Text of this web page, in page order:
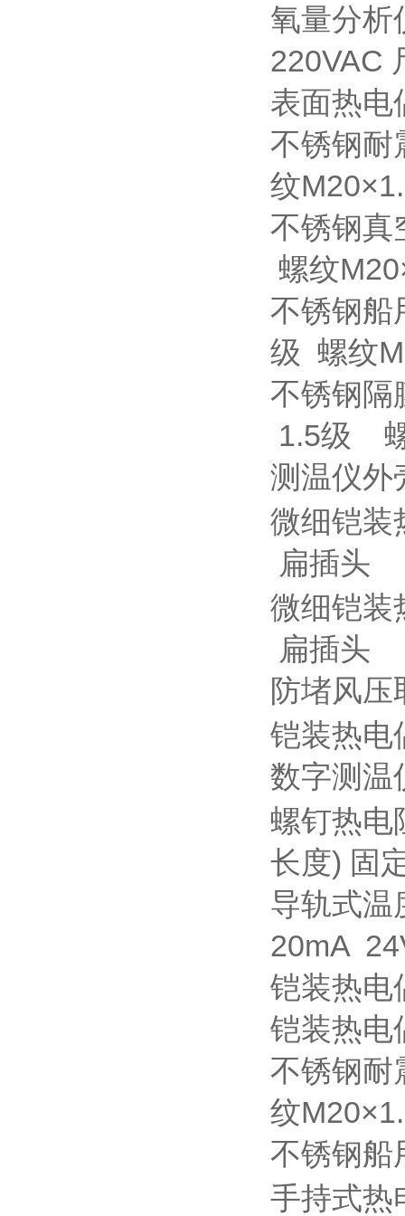
氧量分析
220VAC
表面热电
不锈钢耐
纹
不锈钢真
螺纹
不锈钢船
级 螺纹
不锈钢隔
1.5级
测温仪外
微细铠装
扁插头
微细铠装
扁插头
防堵风压
铠装热电
数字测温
螺钉热电
长度) 固
导轨式温
20mA
铠装热电
铠装热电
不锈钢耐
纹
不锈钢船
手持式热